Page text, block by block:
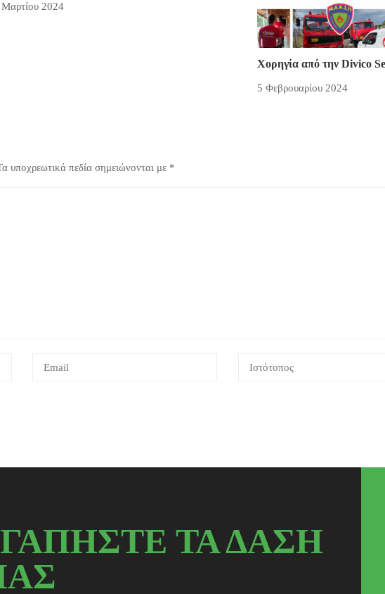
2024
Χορηγία από την Divico
5 Φεβρουαρίου 2024
υποχρεωτικά πεδία σημειώνονται με *
ΤΑ ΔΑΣΗ